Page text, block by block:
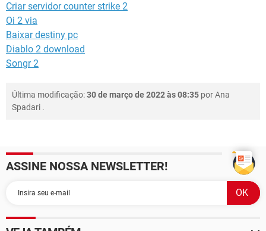
Criar servidor counter strike 2
Oi 2 via
Baixar destiny pc
Diablo 2 download
Songr 2
Última modificação:30 de março de 2022 às 08:35 porAna
Spadari .
ASSINE NOSSA NEWSLETTER!